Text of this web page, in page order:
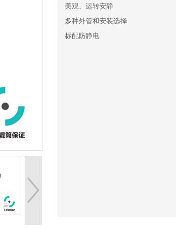
美观、运转安静
多种外管和安装选择
标配防静电